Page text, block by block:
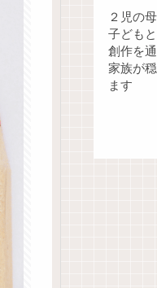
２児の母
子ども
創作を
家族が
ます